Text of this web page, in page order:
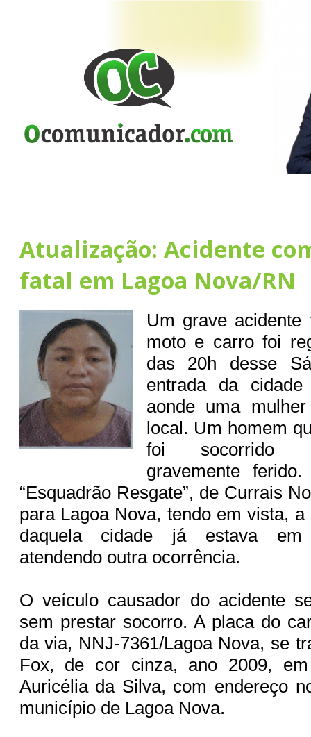
Atualização: Acidente
fatal em Lagoa Nova/RN
Um grave acidente
moto e carro foi
das 20h desse
entrada da
aonde uma
local. Um homem
foi socorrido
gravemente
“Esquadrão Resgate”, de Currais
para Lagoa Nova, tendo em vista,
daquela cidade já estava em
atendendo outra ocorrência.
O veículo causador do acidente
sem prestar socorro. A placa do
da via, NNJ-7361/Lagoa Nova, se
Fox, de cor cinza, ano 2009,
Auricélia da Silva, com endereço
município de Lagoa Nova.